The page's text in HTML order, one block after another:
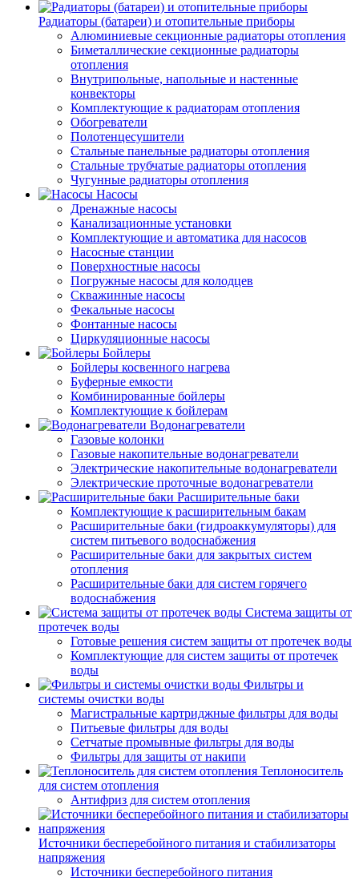
Радиаторы (батареи) и отопительные приборы
Алюминиевые секционные радиаторы отопления
Биметаллические секционные радиаторы
отопления
Внутрипольные, напольные и настенные
конвекторы
Комплектующие к радиаторам отопления
Обогреватели
Полотенцесушители
Стальные панельные радиаторы отопления
Стальные трубчатые радиаторы отопления
Чугунные радиаторы отопления
Насосы
Дренажные насосы
Канализационные установки
Комплектующие и автоматика для насосов
Насосные станции
Поверхностные насосы
Погружные насосы для колодцев
Скважинные насосы
Фекальные насосы
Фонтанные насосы
Циркуляционные насосы
Бойлеры
Бойлеры косвенного нагрева
Буферные емкости
Комбинированные бойлеры
Комплектующие к бойлерам
Водонагреватели
Газовые колонки
Газовые накопительные водонагреватели
Электрические накопительные водонагреватели
Электрические проточные водонагреватели
Расширительные баки
Комплектующие к расширительным бакам
Расширительные баки (гидроаккумуляторы) для
систем питьевого водоснабжения
Расширительные баки для закрытых систем
отопления
Расширительные баки для систем горячего
водоснабжения
Система защиты от
протечек воды
Готовые решения систем защиты от протечек воды
Комплектующие для систем защиты от протечек
воды
Фильтры и
системы очистки воды
Магистральные картриджные фильтры для воды
Питьевые фильтры для воды
Сетчатые промывные фильтры для воды
Фильтры для защиты от накипи
Теплоноситель
для систем отопления
Антифриз для систем отопления
Источники бесперебойного питания и стабилизаторы
напряжения
Источники бесперебойного питания